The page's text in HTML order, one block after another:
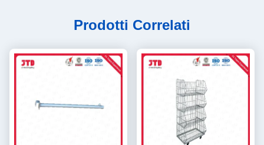
Prodotti Correlati